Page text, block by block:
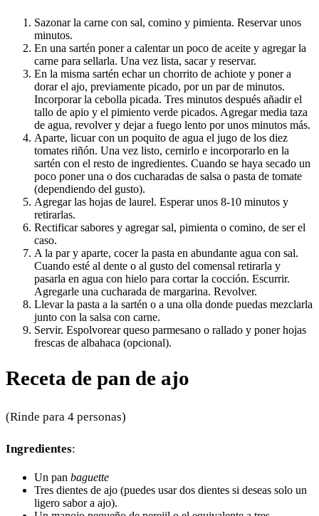
Sazonar la carne con sal, comino y pimienta. Reservar unos
minutos.
En una sartén poner a calentar un poco de aceite y agregar la
carne para sellarla. Una vez lista, sacar y reservar.
En la misma sartén echar un chorrito de achiote y poner a
dorar el ajo, previamente picado, por un par de minutos.
Incorporar la cebolla picada. Tres minutos después añadir el
tallo de apio y el pimiento verde picados. Agregar media taza
de agua, revolver y dejar a fuego lento por unos minutos más.
Aparte, licuar con un poquito de agua el jugo de los diez
tomates riñón. Una vez listo, cernirlo e incorporarlo en la
sartén con el resto de ingredientes. Cuando se haya secado un
poco poner una o dos cucharadas de salsa o pasta de tomate
(dependiendo del gusto).
Agregar las hojas de laurel. Esperar unos 8-10 minutos y
retirarlas.
Rectificar sabores y agregar sal, pimienta o comino, de ser el
caso.
A la par y aparte, cocer la pasta en abundante agua con sal.
Cuando esté al dente o al gusto del comensal retirarla y
pasarla en agua con hielo para cortar la cocción. Escurrir.
Agregarle una cucharada de margarina. Revolver.
Llevar la pasta a la sartén o a una olla donde puedas mezclarla
junto con la salsa con carne.
Servir. Espolvorear queso parmesano o rallado y poner hojas
frescas de albahaca (opcional).
Receta de pan de ajo
(Rinde para 4 personas)
Ingredientes:
Un pan baguette
Tres dientes de ajo (puedes usar dos dientes si deseas solo un
ligero sabor a ajo).